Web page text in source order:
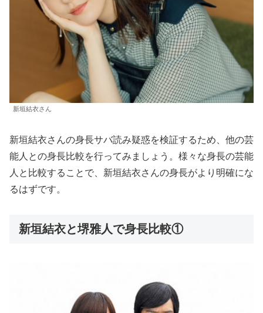
新垣結衣さん
新垣結衣さんの身長サバ読み疑惑を検証するため、他の芸
能人との身長比較を行ってみましょう。様々な身長の芸能
人と比較することで、新垣結衣さんの身長がより明確にな
るはずです。
新垣結衣と堺雅人で身長比較①